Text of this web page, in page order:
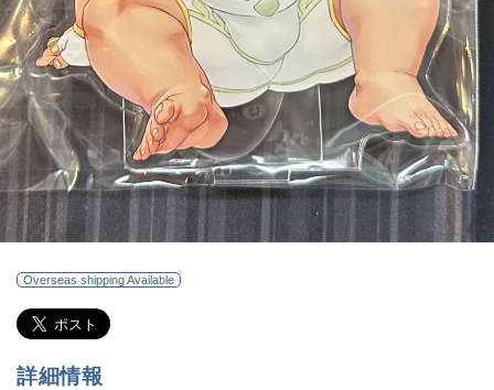
Overseas shipping Available
詳細情報